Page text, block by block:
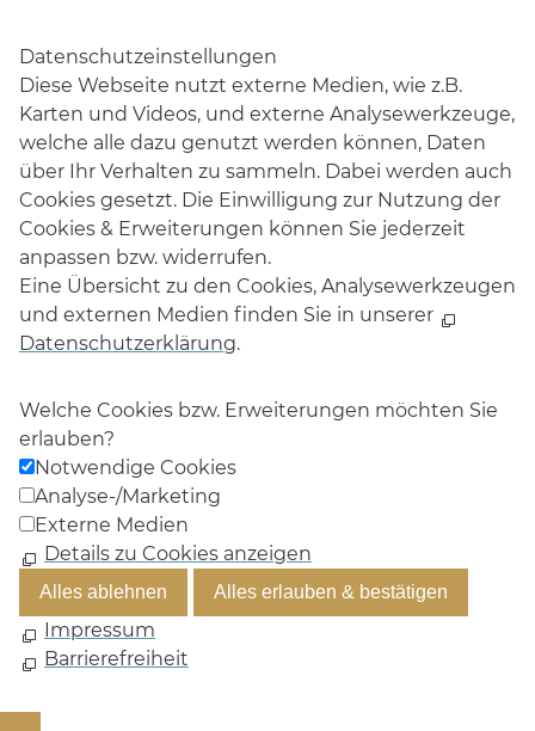
Daten­schutz­ein­stellungen
Diese Webseite nutzt externe Medien, wie z.B.
Karten und Videos, und externe Analysewerkzeuge,
welche alle dazu genutzt werden können, Daten
über Ihr Verhalten zu sammeln. Dabei werden auch
Cookies gesetzt. Die Einwilligung zur Nutzung der
Cookies & Erweiterungen können Sie jederzeit
anpassen bzw. widerrufen.
Eine Übersicht zu den Cookies, Analysewerkzeugen
und externen Medien finden Sie in unserer
Datenschutzerklärung.
Welche Cookies bzw. Erweiterungen möchten Sie
erlauben?
Notwendige Cookies
Analyse-/Marketing
Externe Medien
Details zu Cookies anzeigen
Alles ablehnen Alles erlauben & bestätigen
Impressum
Barrierefreiheit